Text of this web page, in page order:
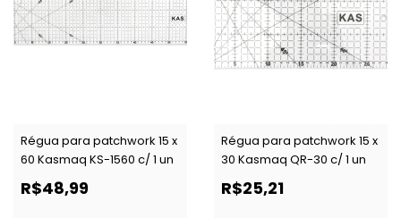
Régua para patchwork 15 x
60 Kasmaq KS-1560 c/ 1 un
R$48,99
Régua para patchwork 15 x
30 Kasmaq QR-30 c/ 1 un
R$25,21